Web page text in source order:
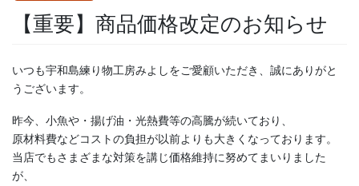
【重要】商品価格改定のお知らせ
いつも宇和島練り物工房みよしをご愛顧いただき、誠にありがと
うございます。
昨今、小魚や・揚げ油・光熱費等の高騰が続いており、
原材料費などコストの負担が以前よりも大きくなっております。
当店でもさまざまな対策を講じ価格維持に努めてまいりました
が、